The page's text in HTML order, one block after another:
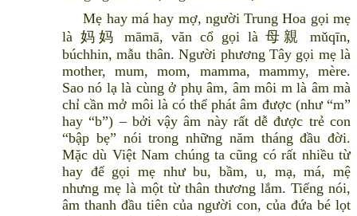
Mẹ hay má hay mợ, người Trung Hoa gọi mẹ
là 妈妈 māmā, văn cổ gọi là 母親 mǔqīn,
búchhin, mẫu thân. Người phương Tây gọi mẹ là
mother, mum, mom, mamma, mammy, mère.
Sao nó lạ là cùng ở phụ âm, âm môi m là âm mà
chỉ cần mở môi là có thể phát âm được (như “m”
hay “b”) – bởi vậy âm này rất dễ được trẻ con
“bập bẹ” nói trong những năm tháng đầu đời.
Mặc dù Việt Nam chúng ta cũng có rất nhiều từ
hay để gọi mẹ như bu, bầm, u, mạ, má, mệ
nhưng mẹ là một từ thân thương lắm. Tiếng nói,
âm thanh đầu tiên của người con, của đứa bé lọt